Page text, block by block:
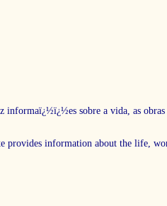
informaï¿½ï¿½es sobre a vida, as
provides information about the life,